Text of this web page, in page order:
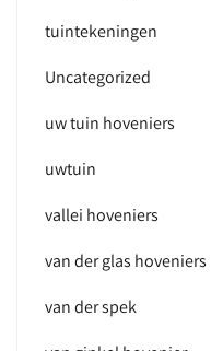
tuintekeningen
Uncategorized
uw tuin hoveniers
uwtuin
vallei hoveniers
van der glas hoveniers
van der spek